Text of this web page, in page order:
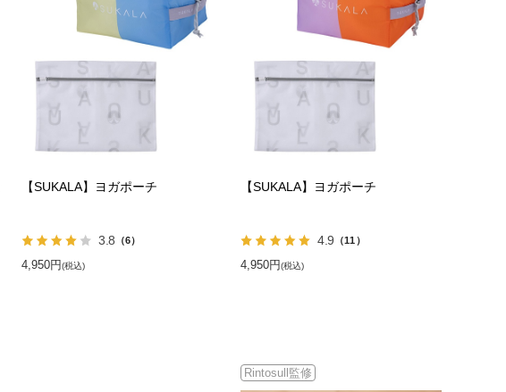
【SUKALA】ヨガポーチ
3.8 （6）
4,950円(税込)
【SUKALA】ヨガポーチ
4.9 （11）
4,950円(税込)
Rintosull監修